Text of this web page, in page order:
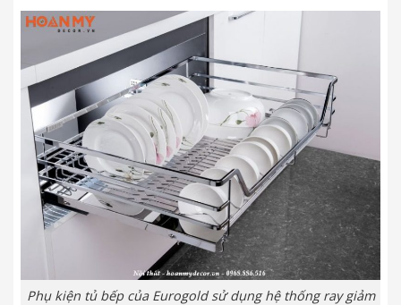
Phụ kiện tủ bếp của Eurogold sử dụng hệ thống ray giảm